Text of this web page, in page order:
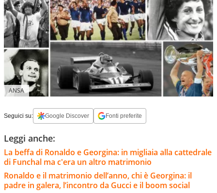
ANSA
Seguici su: Google Discover Fonti preferite
Leggi anche:
La beffa di Ronaldo e Georgina: in migliaia alla cattedrale
di Funchal ma c'era un altro matrimonio
Ronaldo e il matrimonio dell’anno, chi è Georgina: il
padre in galera, l’incontro da Gucci e il boom social